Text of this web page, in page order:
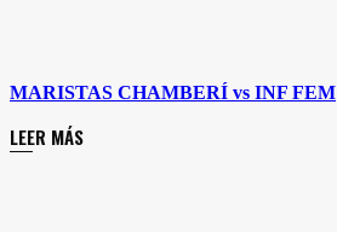
MARISTAS CHAMBERÍ vs INF FEM
LEER MÁS